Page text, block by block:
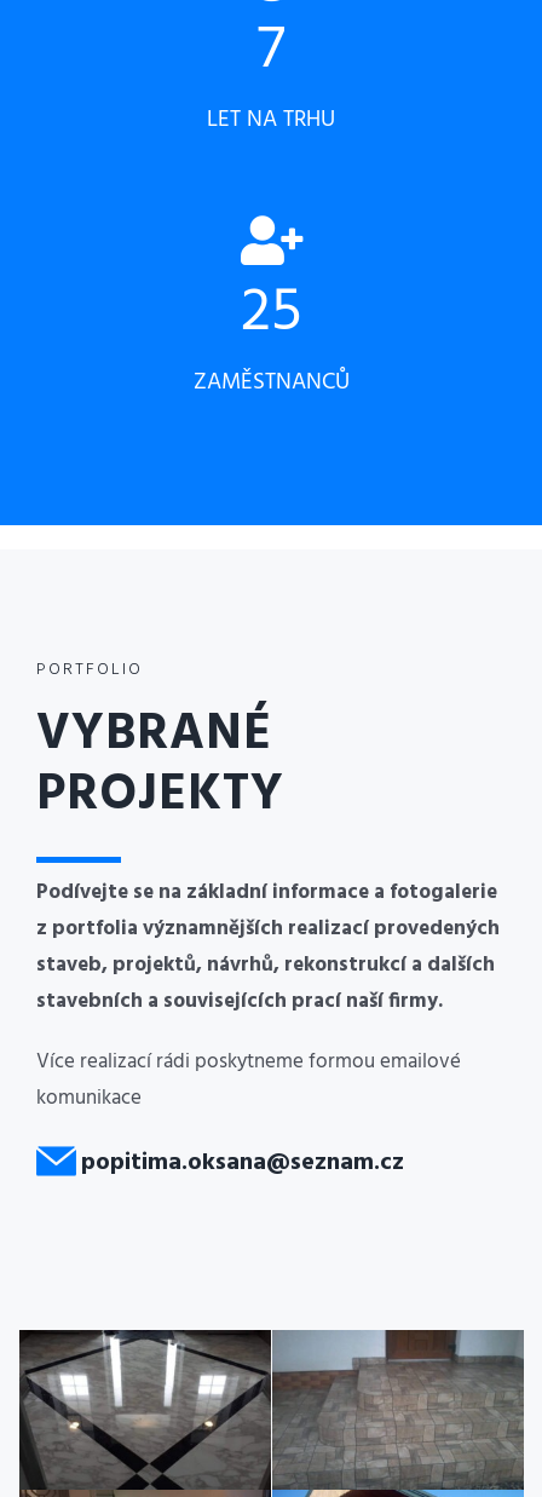
7
LET NA TRHU
25
ZAMĚSTNANCŮ
PORTFOLIO
VYBRANÉ
PROJEKTY
Podívejte se na základní informace a fotogalerie
z portfolia významnějších realizací provedených
staveb, projektů, návrhů, rekonstrukcí a dalších
stavebních a souvisejících prací naší firmy.
Více realizací rádi poskytneme formou emailové
komunikace
popitima.oksana@seznam.cz